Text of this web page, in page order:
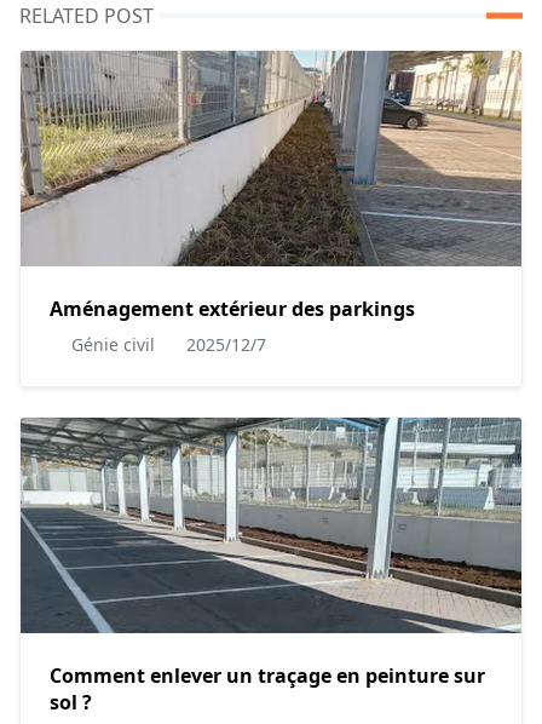
RELATED POST
Aménagement extérieur des parkings
Génie civil 2025/12/7
Comment enlever un traçage en peinture sur
sol ?